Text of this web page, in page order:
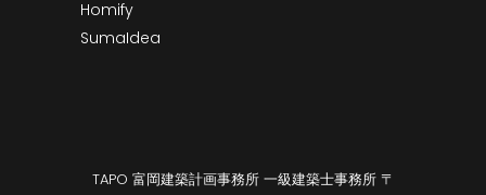
Homify
SumaIdea
TAPO 富岡建築計画事務所 一級建築士事務所 〒